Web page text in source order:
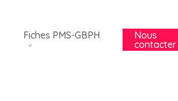
Fiches PMS-GBPH
Nous
contacter